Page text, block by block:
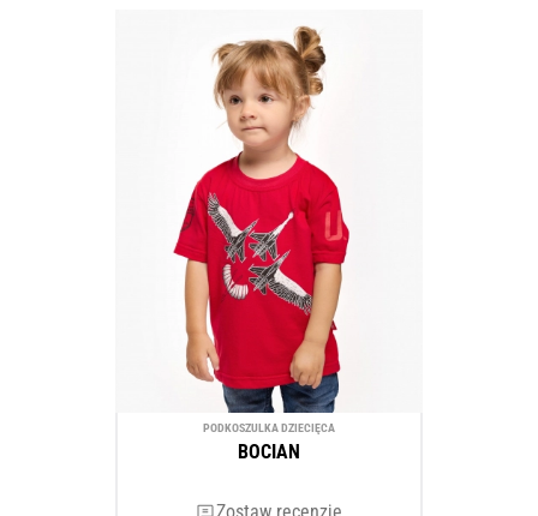
PODKOSZULKA DZIECIĘCA
BOCIAN